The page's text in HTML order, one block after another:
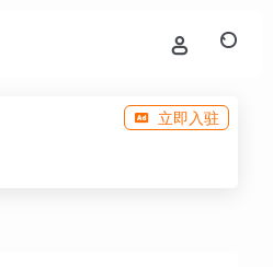
立即入驻